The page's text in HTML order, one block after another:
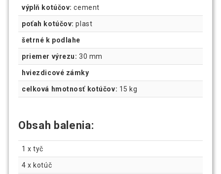
výplň kotúčov: cement
poťah kotúčov: plast
šetrné k podlahe
priemer výrezu: 30 mm
hviezdicové zámky
celková hmotnosť kotúčov: 15 kg
Obsah balenia:
1 x tyč
4 x kotúč